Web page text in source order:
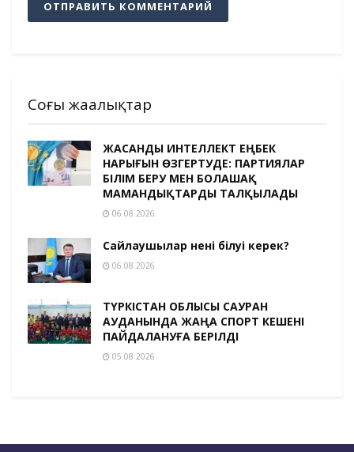
Соңғы жаңалықтар
ЖАСАНДЫ ИНТЕЛЛЕКТ ЕҢБЕК
НАРЫҒЫН ӨЗГЕРТУДЕ: ПАРТИЯЛАР
БІЛІМ БЕРУ МЕН БОЛАШАҚ
МАМАНДЫҚТАРДЫ ТАЛҚЫЛАДЫ
06.08.2026
Сайлаушылар нені білуі керек?
06.08.2026
ТҮРКІСТАН ОБЛЫСЫ САУРАН
АУДАНЫНДА ЖАҢА СПОРТ КЕШЕНІ
ПАЙДАЛАНУҒА БЕРІЛДІ
05.08.2026